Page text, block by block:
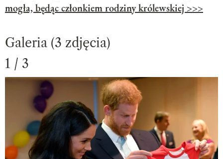
mogła, będąc członkiem rodziny królewskiej >>>
Galeria (3 zdjęcia)
1 / 3